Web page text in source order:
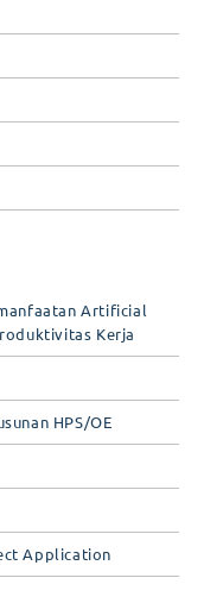
Artificial
Kerja
HPS/OE
Application